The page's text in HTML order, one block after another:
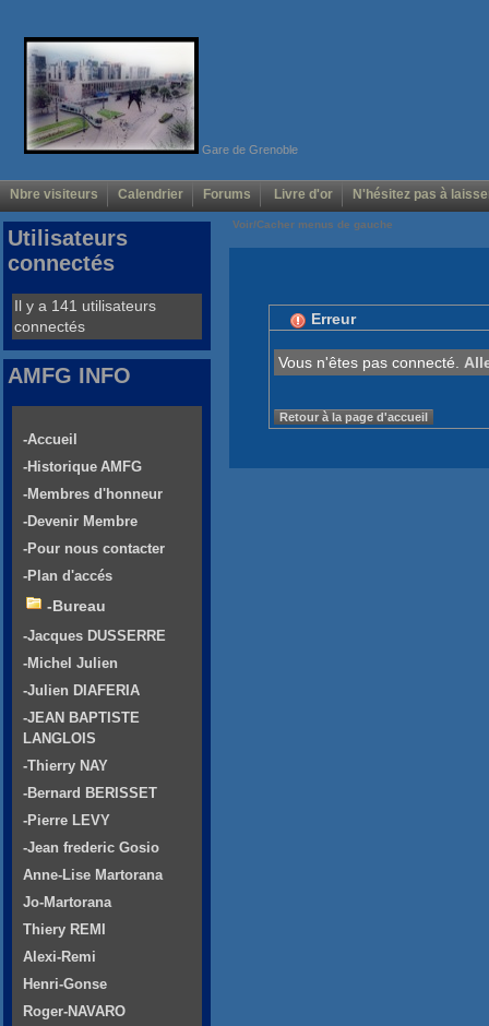
Gare de Grenoble
Nbre visiteurs Calendrier Forums Livre d'or N'hésitez pas à
Voir/Cacher menus de gauche
Erreur
Vous n'êtes pas connecté.
Retour à la page d'accueil
Utilisateurs
connectés
Il y a 141 utilisateurs
connectés
AMFG INFO
-Accueil
-Historique AMFG
-Membres d'honneur
-Devenir Membre
-Pour nous contacter
-Plan d'accés
-Bureau
-Jacques DUSSERRE
-Michel Julien
-Julien DIAFERIA
-JEAN BAPTISTE
LANGLOIS
-Thierry NAY
-Bernard BERISSET
-Pierre LEVY
-Jean frederic Gosio
Anne-Lise Martorana
Jo-Martorana
Thiery REMI
Alexi-Remi
Henri-Gonse
Roger-NAVARO